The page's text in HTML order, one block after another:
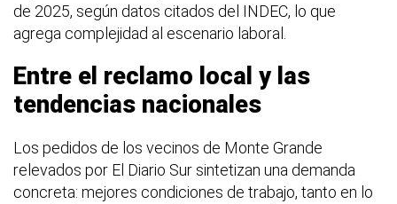
de 2025, según datos citados del INDEC, lo que
agrega complejidad al escenario laboral.
Entre el reclamo local y las
tendencias nacionales
Los pedidos de los vecinos de Monte Grande
relevados por El Diario Sur sintetizan una demanda
concreta: mejores condiciones de trabajo, tanto en lo